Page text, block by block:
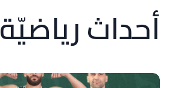
أحداث رياضيّة